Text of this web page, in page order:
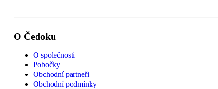
O Čedoku
O společnosti
Pobočky
Obchodní partneři
Obchodní podmínky